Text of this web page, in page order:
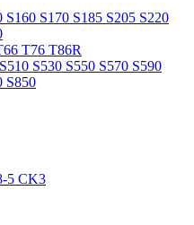
S160 S170 S185 S205 S220
T76 T86R
S530 S550 S570 S590
S850
5 CK3